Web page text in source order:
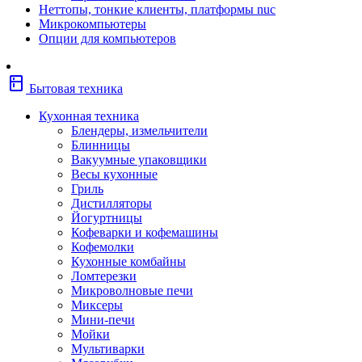
Фены
Щипцы
Электробритвы
Сушильные машины
Морозильные камеры
Плиты
Посудомоечные машины
Водонагреватели
Бойлеры
Встраиваемая техника
Варочные поверхности электрические
Духовые шкафы электрические
Неттопы, тонкие клиенты, платформы nuc
Микрокомпьютеры
Опции для компьютеров
kitchen Бытовая техника
Кухонная техника
Блендеры, измельчители
Блинницы
Вакуумные упаковщики
Весы кухонные
Гриль
Дистилляторы
Йогуртницы
Кофеварки и кофемашины
Кофемолки
Кухонные комбайны
Ломтерезки
Микроволновые печи
Миксеры
Мини-печи
Мойки
Мультиварки